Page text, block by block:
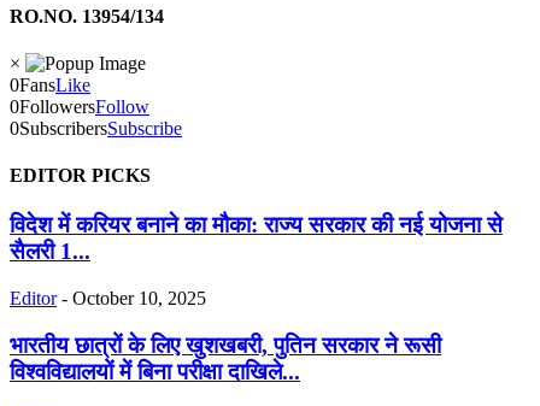
RO.NO. 13954/134
×
0FansLike
0FollowersFollow
0SubscribersSubscribe
EDITOR PICKS
विदेश में करियर बनाने का मौका: राज्य सरकार की नई योजना से
सैलरी 1...
Editor - October 10, 2025
भारतीय छात्रों के लिए खुशखबरी, पुतिन सरकार ने रूसी
विश्वविद्यालयों में बिना परीक्षा दाखिले...